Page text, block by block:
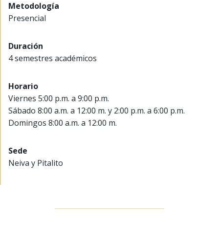
Metodología
Presencial
Duración
4 semestres académicos
Horario
Viernes 5:00 p.m. a 9:00 p.m.
Sábado 8:00 a.m. a 12:00 m. y 2:00 p.m. a 6:00 p.m.
Domingos 8:00 a.m. a 12:00 m.
Sede
Neiva y Pitalito